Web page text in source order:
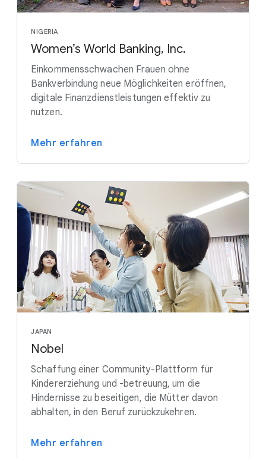
NIGERIA
Women’s World Banking, Inc.
Einkommensschwachen Frauen ohne
Bankverbindung neue Möglichkeiten eröffnen,
digitale Finanzdienstleistungen effektiv zu
nutzen.
Mehr erfahren
JAPAN
Nobel
Schaffung einer Community-Plattform für
Kindererziehung und -betreuung, um die
Hindernisse zu beseitigen, die Mütter davon
abhalten, in den Beruf zurückzukehren.
Mehr erfahren